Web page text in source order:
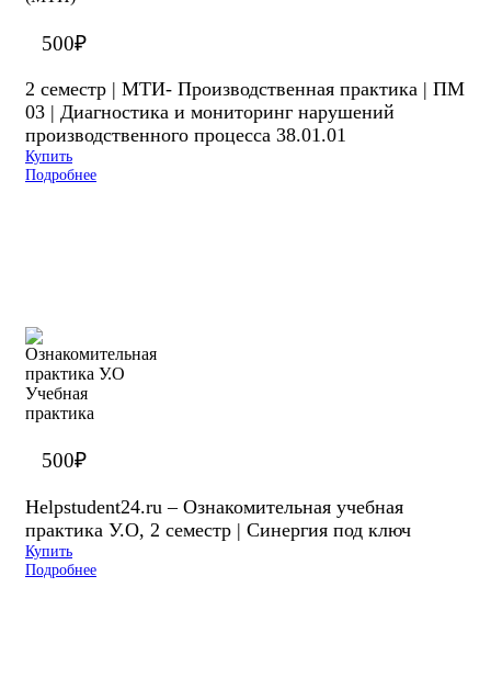
500₽
2 семестр | МТИ- Производственная практика | ПМ
03 | Диагностика и мониторинг нарушений
производственного процесса 38.01.01
Купить
Подробнее
500₽
Helpstudent24.ru – Ознакомительная учебная
практика У.О, 2 семестр | Синергия под ключ
Купить
Подробнее